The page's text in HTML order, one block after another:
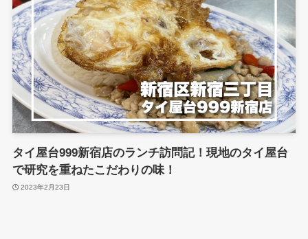
タイ屋台999新宿店のランチ訪問記！現地のタイ屋台
で研究を重ねたこだわりの味！
2023年2月23日